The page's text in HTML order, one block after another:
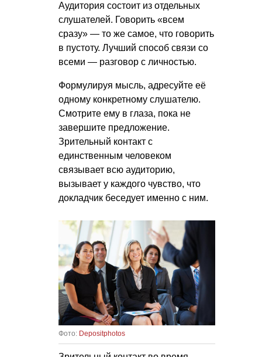
Аудитория состоит из отдельных
слушателей. Говорить «всем
сразу» — то же самое, что говорить
в пустоту. Лучший способ связи со
всеми — разговор с личностью.
Формулируя мысль, адресуйте её
одному конкретному слушателю.
Смотрите ему в глаза, пока не
завершите предложение.
Зрительный контакт с
единственным человеком
связывает всю аудиторию,
вызывает у каждого чувство, что
докладчик беседует именно с ним.
Фото: Depositphotos